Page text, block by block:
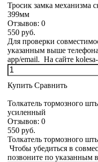
Тросик замка механизма
399мм
Отзывов: 0
550 руб.
Для проверки
указанным выше
app/email. На сайте
Купить Сравнить
Толкатель тормозного
усиленный
Отзывов: 0
550 руб.
Толкатель тормозного
Чтобы убедиться в
позвоните по указанным